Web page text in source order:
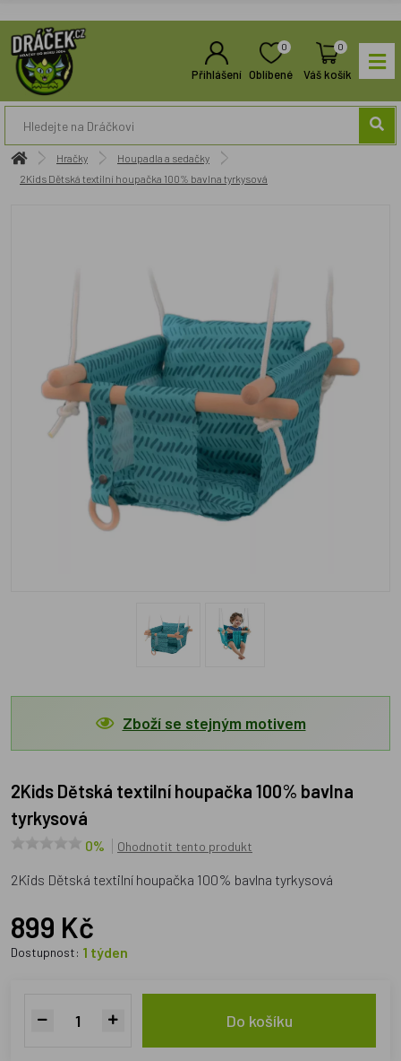
Přihlášení
0
Oblíbené
0
Váš košík
Hračky
Houpadla a sedačky
2Kids Dětská textilní houpačka 100% bavlna tyrkysová
Zboží se stejným motivem
2Kids Dětská textilní houpačka 100% bavlna
tyrkysová
0% Ohodnotit tento produkt
2Kids Dětská textilní houpačka 100% bavlna tyrkysová
899 Kč
Dostupnost: 1 týden
Do košíku